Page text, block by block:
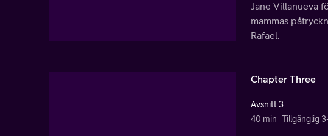
Jane Villanueva
mammas
Rafael.
Chapter Three
Avsnitt 3
40 min Tillgänglig